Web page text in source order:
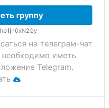
группу
на телеграм-чат
необходимо иметь
Telegram.